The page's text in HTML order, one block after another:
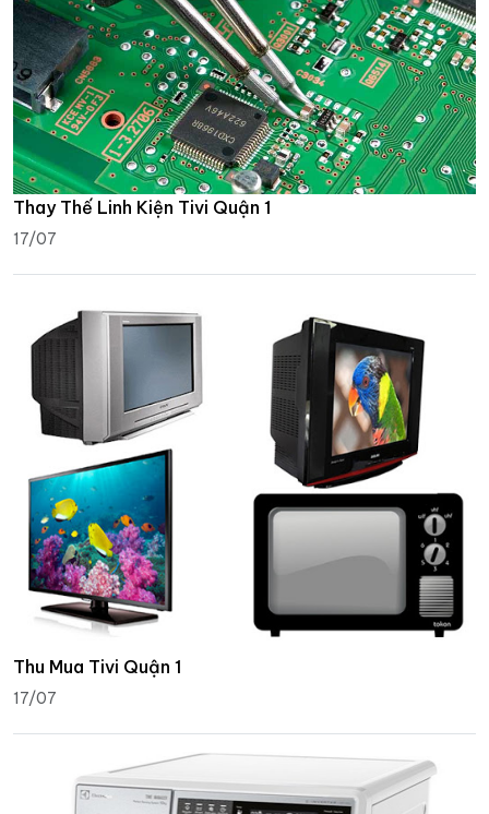
Thay Thế Linh Kiện Tivi Quận 1
17/07
Thu Mua Tivi Quận 1
17/07